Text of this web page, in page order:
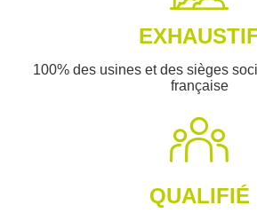
100% des usines et des sièges
française
QUALIFIÉ